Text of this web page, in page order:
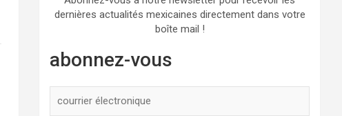
dernières actualités mexicaines directement dans votre
boîte mail !
abonnez-vous